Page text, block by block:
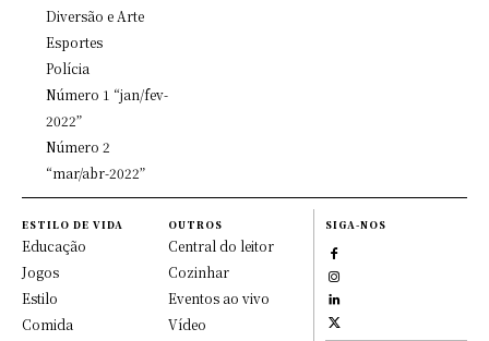
Diversão e Arte
Esportes
Polícia
Número 1 “jan/fev-
2022”
Número 2
“mar/abr-2022”
ESTILO DE VIDA
Educação
Jogos
Estilo
Comida
OUTROS
Central do leitor
Cozinhar
Eventos ao vivo
Vídeo
SIGA-NOS